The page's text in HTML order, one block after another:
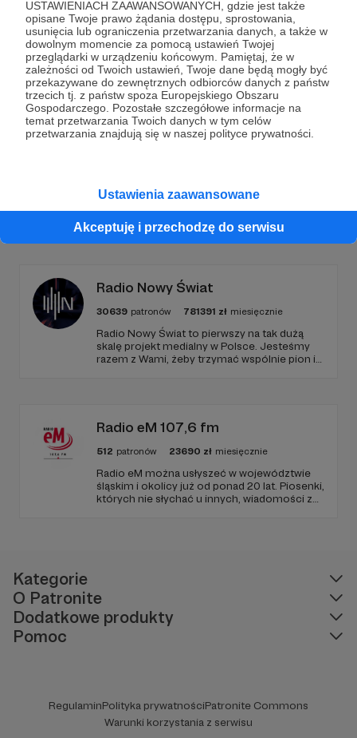
USTAWIENIACH ZAAWANSOWANYCH, gdzie jest także
opisane Twoje prawo żądania dostępu, sprostowania,
usunięcia lub ograniczenia przetwarzania danych, a także w
dowolnym momencie za pomocą ustawień Twojej
przeglądarki w urządzeniu końcowym. Pamiętaj, że w
zależności od Twoich ustawień, Twoje dane będą mogły być
przekazywane do zewnętrznych odbiorców danych z państw
trzecich tj. z państw spoza Europejskiego Obszaru
Gospodarczego. Pozostałe szczegółowe informacje na
temat przetwarzania Twoich danych w tym celów
przetwarzania znajdują się w naszej polityce prywatności.
Ustawienia zaawansowane
Akceptuję i przechodzę do serwisu
Dołącz do grona Patronów!
Wesprzyj działalność AutoraMarcin Ogdowski
już
teraz!
Zostań Patronem
Promowani autorzy
Radio Nowy Świat
30639 patronów 781391 zł miesięcznie
Radio Nowy Świat to pierwszy na tak dużą
skalę projekt medialny w Polsce. Jesteśmy
razem z Wami, żeby trzymać wspólnie pion i
Radio eM 107,6 fm
512 patronów 23690 zł miesięcznie
Radio eM można usłyszeć w województwie
śląskim i okolicy już od ponad 20 lat. Piosenki,
których nie słychać u innych, wiadomości z
Kategorie
O Patronite
Dodatkowe produkty
Pomoc
RegulaminPolityka prywatnościPatronite Commons
Warunki korzystania z serwisu